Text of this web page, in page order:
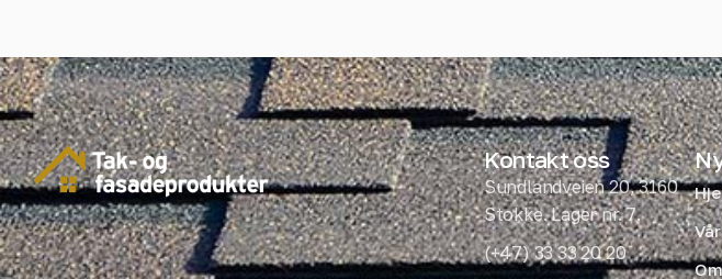
Kontakt oss
Sundlandveien 20, 3160
Stokke. Lager nr. 7.
(+47) 33 33 20 20